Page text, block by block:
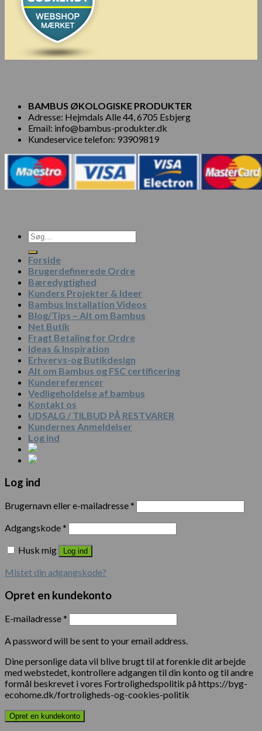
BAMBUS ØKOLOGISKE PRODUKTER
Adresse: Hejmdals Alle 44, 6705 Esbjerg
Email: info@bambus-produkter.dk
Kundeservice telefon: 93909819
Søg
efter:
Forside
Brugerdefinerede Ordre
Bæredygtighed
Kunders Projekter & Ideer
Bambus Installation Videos
Blog/Tips – Alt om Bambus
Net Butik
Fragt Betaling for Ordre
Ideas & Inspiration
Erhvervs-og Butikdesign
Alt om Bambus og FSC certificering
Kundereferencer
Vedligeholdelse af bambus
Kontakt os
UDSALG / TILBUD PÅ RESTVARER
Kundernes Anmeldelser
Log ind
Log ind
Brugernavn eller e-mailadresse*
Adgangskode*
Husk mig
Log ind
Mistet din adgangskode?
Opret en kundekonto
E-mailadresse*
A password will be sent to your email address.
Dine personlige data vil blive brugt til at forenkle dit arbejde
med webstedet, kontrollere adgangen til din konto og til andre
formål beskrevet i vores Fortrolighedspolitik på https://byg-
ecohome.dk/fortroligheds-og-cookies-politik
Opret en kundekonto